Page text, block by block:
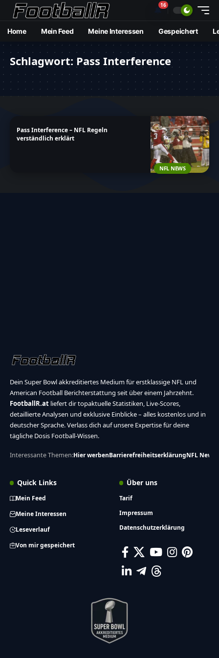
🔔16
Home Mein Feed Meine Interessen Gespeichert
Schlagwort: Pass Interference
NFL NEWS
Pass Interference – NFL Regeln
verständlich erklärt
Dein Super Bowl akkreditiertes Medium für erstklassige NFL und
American Football Berichterstattung seit über einem Jahrzehnt.
FootballR.at liefert dir topaktuelle Statistiken, Live-Scores,
detaillierte Analysen und exklusive Einblicke – alles kostenlos und in
deutscher Sprache. Verlass dich auf unsere Expertise für deine
tägliche Dosis Football-Wissen.
Interessante Themen:Hier werbenBarrierefreiheitserklärungNFL News
Quick Links
Mein Feed
Meine Interessen
Leseverlauf
Von mir gespeichert
Über uns
Tarif
Impressum
Datenschutzerklärung